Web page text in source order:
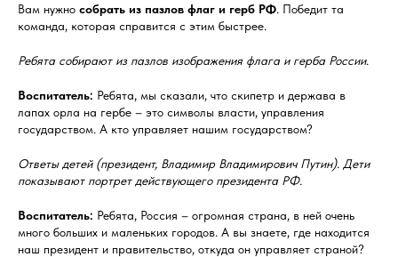
Вам нужно собрать из пазлов флаг и герб РФ. Победит та
команда, которая справится с этим быстрее.
Ребята собирают из пазлов изображения флага и герба России.
Воспитатель: Ребята, мы сказали, что скипетр и держава в
лапах орла на гербе – это символы власти, управления
государством. А кто управляет нашим государством?
Ответы детей (президент, Владимир Владимирович Путин). Дети
показывают портрет действующего президента РФ.
Воспитатель: Ребята, Россия – огромная страна, в ней очень
много больших и маленьких городов. А вы знаете, где находится
наш президент и правительство, откуда он управляет страной?